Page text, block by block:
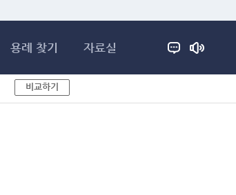
용례 찾기 자료실
비교하기